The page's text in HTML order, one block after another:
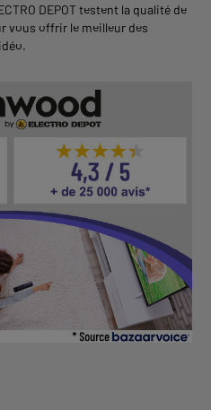
DEPOT testent la qualité de
vous offrir le meilleur des
.